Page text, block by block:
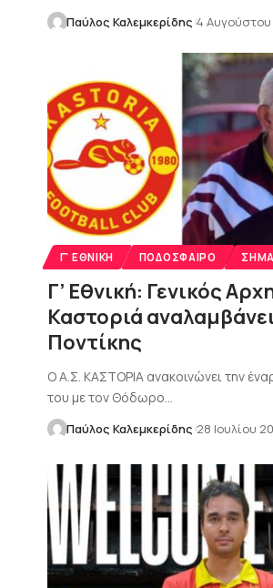
Παύλος Καλεμκερίδης 4
Γ' ΕΘΝΙΚΉ ΠΟΔΌΣΦΑΙΡΟ
Γ’ Εθνική: Γενικός
Καστοριά
Ποντίκης
Ο Α.Σ. ΚΑΣΤΟΡΙΑ ανακοινώνει την
του με τον Θόδωρο…
Παύλος Καλεμκερίδης 28 Ιουλίου